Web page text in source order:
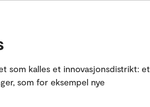
som kalles et innovasjonsdistrikt: et
som for eksempel nye